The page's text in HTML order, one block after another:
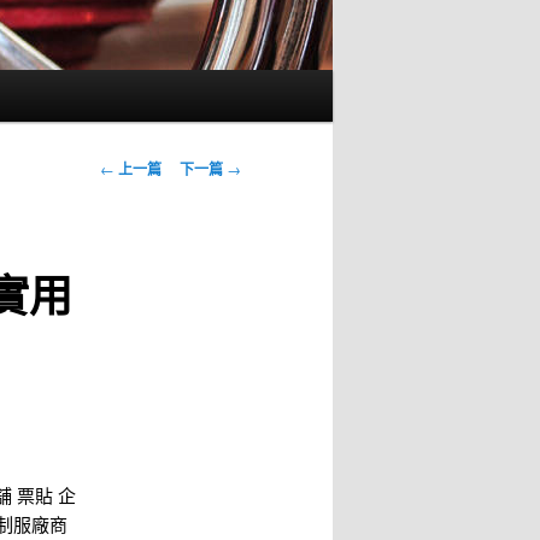
瀏
← 上一篇 下一篇 →
用
票貼企
服廠商